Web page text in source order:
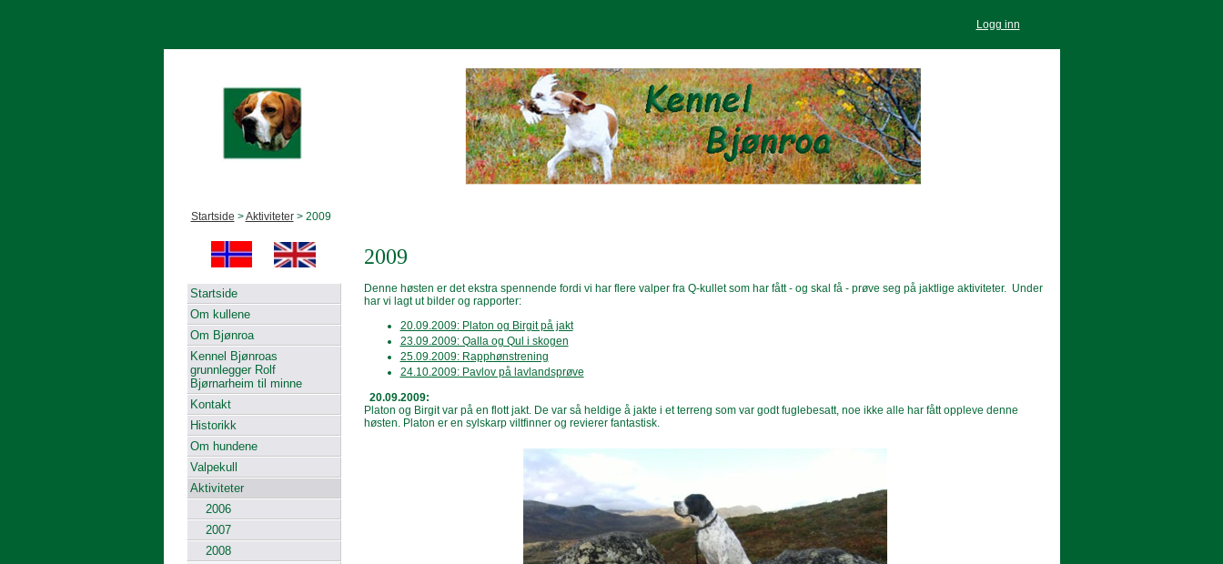
Logg inn
Startside >Aktiviteter> 2009
Startside
Om kullene
Om Bjønroa
Kennel Bjønroas
grunnlegger Rolf
Bjørnarheim til minne
Kontakt
Historikk
Om hundene
Valpekull
Aktiviteter
2006
2007
2008
2009
Denne høsten er det ekstra spennende fordi vi har flere valper fra Q-kullet som har fått - og skal få - prøve seg på jaktlige aktiviteter. Under
har vi lagt ut bilder og rapporter:
20.09.2009: Platon og Birgit på jakt
23.09.2009: Qalla og Qul i skogen
25.09.2009: Rapphønstrening
24.10.2009: Pavlov på lavlandsprøve
20.09.2009:
Platon og Birgit var på en flott jakt. De var så heldige å jakte i et terreng som var godt fuglebesatt, noe ikke alle har fått oppleve denne
høsten. Platon er en sylskarp viltfinner og revierer fantastisk.